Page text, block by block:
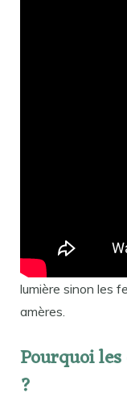
de l’endive.
le bac à légumes
lumière sinon les
amères.
Pourquoi
?